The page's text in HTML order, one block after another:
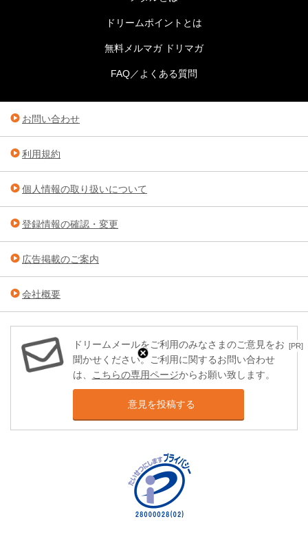
[PR]
ドリームポイントとは
無料メルマガ ドリマガ
FAQ／よくある質問
お問い合わせ
利用規約
個人情報の取り扱いについて
登録情報の確認・変更
広告掲載のご案内
会社概要
ドリームメールをご利用のみなさまのご意見をお
聞かせください。ご利用に関するお問い合わせ
は、
こちらの専用ページからお願い致します。
意見を投稿する